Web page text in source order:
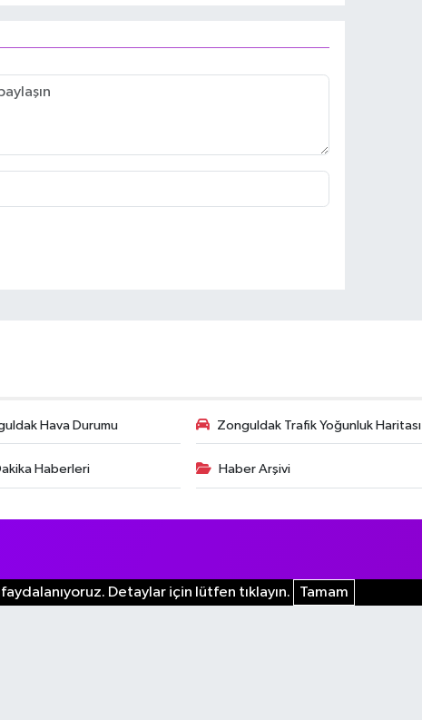
Hava Durumu Zonguldak Trafik Yoğunluk Haritası
Haberleri Haber Arşivi
Detaylar için lütfen tıklayın. Tamam